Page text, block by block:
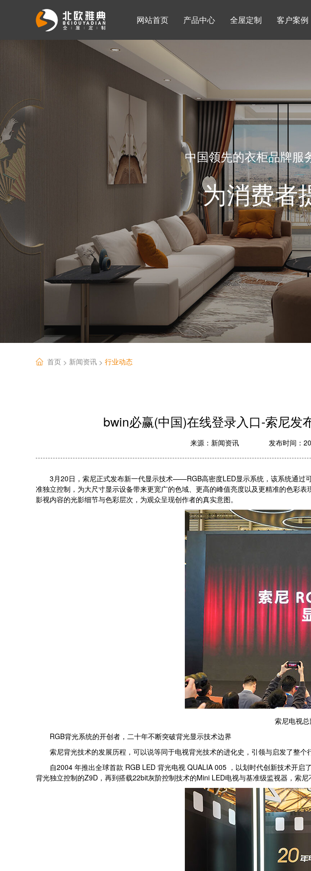
网站首页 产品中心 全屋定制 客户案例
书柜系列
中国领先的衣柜品牌服
为消费者
首页 > 新闻资讯 > 行业动态
bwin必赢(中国)在线登录入口-索尼
来源： 新闻资讯 发布时间：
3月20日，索尼正式发布新一代显示技术——RGB高密度LED显示系统，该系统通过
准独立控制，为大尺寸显示设备带来更宽广的色域、更高的峰值亮度以及更精准的色彩
影视内容的光影细节与色彩层次，为观众呈现创作者的真实意图。
索尼电视
RGB背光系统的开创者，二十年不断突破背光显示技术边界
索尼背光技术的发展历程，可以说等同于电视背光技术的进化史，引领与启发了整个
自2004 年推出全球首款 RGB LED 背光电视 QUALIA 005 ，以划时代创新技术开启
背光独立控制的Z9D，再到搭载22bit灰阶控制技术的Mini LED电视与基准级监视器，索